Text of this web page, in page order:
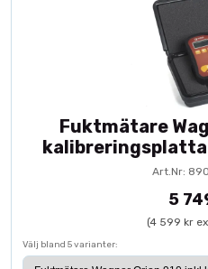
Fuktmätare
kalibreringsplatta
Art.Nr:
5
(4 599 kr
Välj bland 5 varianter: